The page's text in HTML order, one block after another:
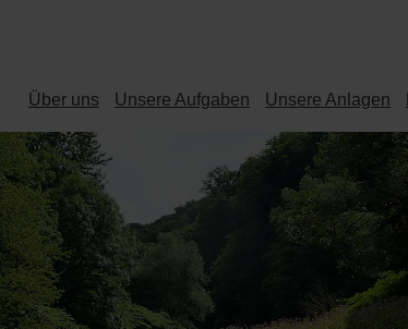
Über uns Unsere Aufgaben Unsere Anlagen